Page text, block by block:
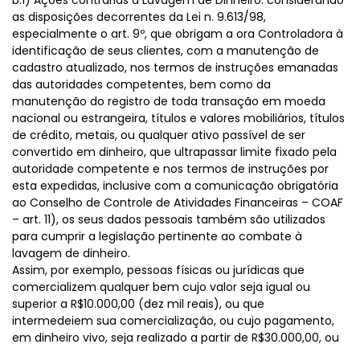
as disposições decorrentes da Lei n. 9.613/98,
especialmente o art. 9º, que obrigam a ora Controladora à
identificação de seus clientes, com a manutenção de
cadastro atualizado, nos termos de instruções emanadas
das autoridades competentes, bem como da
manutenção do registro de toda transação em moeda
nacional ou estrangeira, títulos e valores mobiliários, títulos
de crédito, metais, ou qualquer ativo passível de ser
convertido em dinheiro, que ultrapassar limite fixado pela
autoridade competente e nos termos de instruções por
esta expedidas, inclusive com a comunicação obrigatória
ao Conselho de Controle de Atividades Financeiras – COAF
– art. 11), os seus dados pessoais também são utilizados
para cumprir a legislação pertinente ao combate à
lavagem de dinheiro.
Assim, por exemplo, pessoas físicas ou jurídicas que
comercializem qualquer bem cujo valor seja igual ou
superior a R$10.000,00 (dez mil reais), ou que
intermedeiem sua comercialização, ou cujo pagamento,
em dinheiro vivo, seja realizado a partir de R$30.000,00, ou